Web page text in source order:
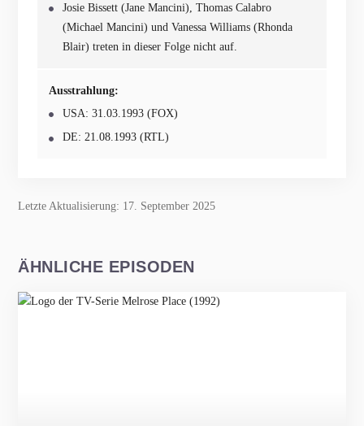
Josie Bissett (Jane Mancini), Thomas Calabro
(Michael Mancini) und Vanessa Williams (Rhonda
Blair) treten in dieser Folge nicht auf.
Ausstrahlung:
USA: 31.03.1993 (FOX)
DE: 21.08.1993 (RTL)
Letzte Aktualisierung: 17. September 2025
ÄHNLICHE EPISODEN